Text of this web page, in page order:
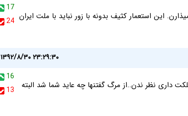
17
24 این استعمار کثیف بدونه با زور نباید با ملت ایران
۱۳۹۲/۸/۳۰ ۲۳:۲۹:۳۰
16
13
داری نظر ندن..از مرگ گفتنها چه عاید شما شد البته